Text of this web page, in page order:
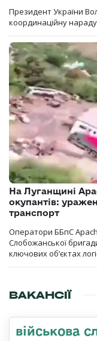
Президент України
координаційну нараду
На Луганщині
окупантів:
транспорт
Оператори ББпС
Слобожанської
ключових об’єктах
ВАКАНСІЇ
військова